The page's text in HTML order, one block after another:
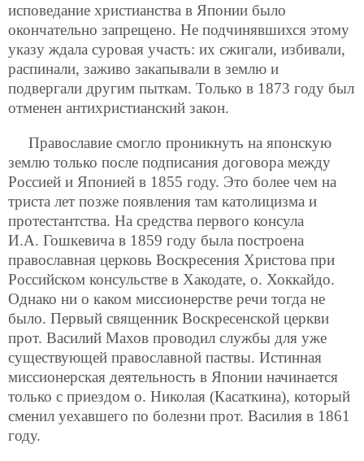
исповедание христианства в Японии было
окончательно запрещено. Не подчинявшихся этому
указу ждала суровая участь: их сжигали, избивали,
распинали, заживо закапывали в землю и
подвергали другим пыткам. Только в 1873 году был
отменен антихристианский закон.
Православие смогло проникнуть на японскую
землю только после подписания договора между
Россией и Японией в 1855 году. Это более чем на
триста лет позже появления там католицизма и
протестантства. На средства первого консула
И.А. Гошкевича в 1859 году была построена
православная церковь Воскресения Христова при
Российском консульстве в Хакодате, о. Хоккайдо.
Однако ни о каком миссионерстве речи тогда не
было. Первый священник Воскресенской церкви
прот. Василий Махов проводил службы для уже
существующей православной паствы. Истинная
миссионерская деятельность в Японии начинается
только с приездом о. Николая (Касаткина), который
сменил уехавшего по болезни прот. Василия в 1861
году.